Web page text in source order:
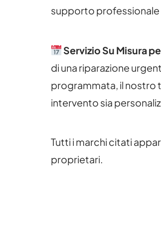
supporto
Servizio Su Misura
di una riparazione
programmata, il nostro
intervento sia
Tutti i marchi citati
proprietari.